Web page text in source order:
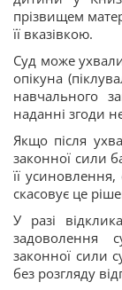
прізвищем
її вказівкою.
Суд може
опікуна
навчального
наданні згоди
Якщо після
законної сили
її
скасовує це
У разі
задоволення
законної сили
без розгляду